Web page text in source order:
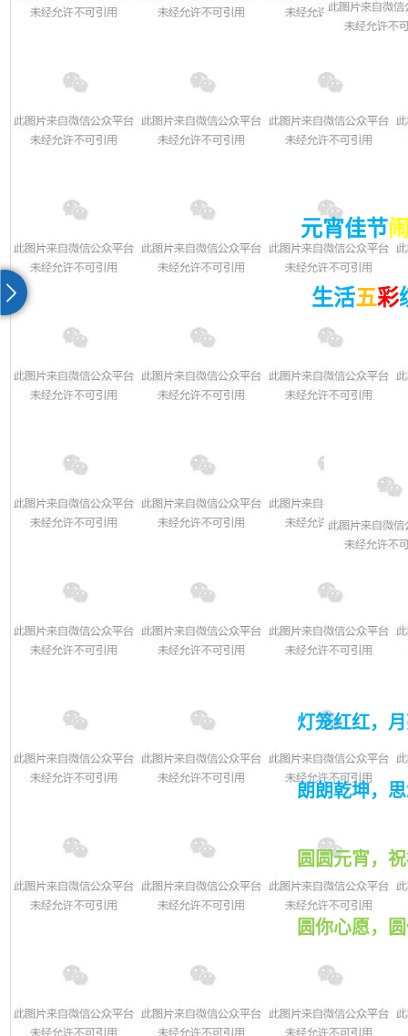
元宵佳节
生活五彩
灯笼红红，
朗朗乾坤，
圆圆元宵，
圆你心愿，